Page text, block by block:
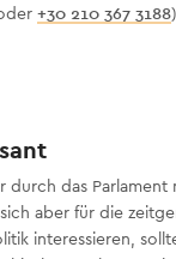
+30 210 367 3188
durch das
aber für die
interessieren,